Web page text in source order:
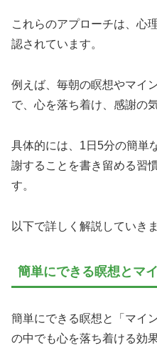
これらのアプローチは、心
認されています。
例えば、毎朝の瞑想やマイ
で、心を落ち着け、感謝の
具体的には、1日5分の簡単
謝することを書き留める習
す。
以下で詳しく解説していきま
簡単にできる瞑想とマ
簡単にできる瞑想と「マイ
の中でも心を落ち着ける効